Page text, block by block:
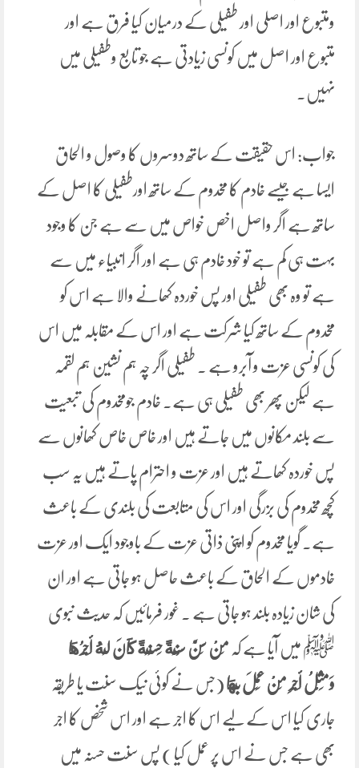
ومتبوع اور اصلی اور طفیلی کے درمیان کیا فرق ہے اور
متبوع اور اصل میں کونسی زیادتی ہے جو تابع وطفیلی میں
نہیں۔
جواب: اس حقیقت کے ساتھ دوسروں کا وصول و الحاق
ایسا ہے جیسے خادم کا مخدوم کے ساتھ اورطفیلی کا اصل کے
ساتھ ہے اگر واصل اخص خواص میں سے ہے جن کا وجود
بہت ہی کم ہے تو خود خادم ہی ہے اور اگر انبیاء میں سے
ہے تو وہ بھی طفیلی اور پس خوردہ کھانے والا ہے اس کو
مخدوم کے ساتھ کیا شرکت ہے اور اس کے مقابلہ میں اس
کی کونسی عزت و آبرو ہے ۔ طفیلی اگر چہ ہم نشین ہم لقمہ
ہے لیکن پھر بھی طفیلی ہی ہے۔ خادم جومخدوم کی تبعیت
سے بلند مکانوں میں جاتے ہیں اور خاص خاص کھانوں سے
پس خوردہ کھاتے ہیں اور عزت و احترام پاتے ہیں یہ سب
کچھ مخدوم کی بزرگی اور اس کی متابعت کی بلندی کے باعث
ہے۔ گویا مخدوم کو اپنی ذاتی عزت کے باوجود ایک اور عزت
خادموں کے الحاق کے باعث حاصل ہو جاتی ہے اور ان
کی شان زیادہ بلند ہو جاتی ہے ۔ غور فرمائیں کہ حدیث نبوی
ﷺ میں آیا ہے کہ مَنْ ‌سَنَّ ‌سُنَّةً حَسَنَةً كَانَ لَهُ أَجْرُهَا
وَمِثْلُ أَجْرِ مَنْ عَمِلَ بِهَا (جس نے کوئی نیک سنت یا طریقہ
جاری کیا اس کے لیے اس کا اجر ہے اور اس شخص کا اجر
بھی ہے جس نے اس پر عمل کیا ) پس سنت حسنہ میں